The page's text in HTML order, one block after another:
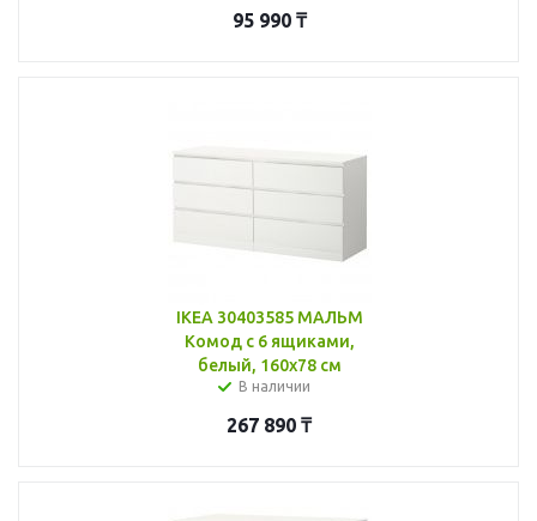
95 990₸
IKEA 30403585 МАЛЬМ
Комод с 6 ящиками,
белый, 160x78 см
В наличии
267 890 ₸